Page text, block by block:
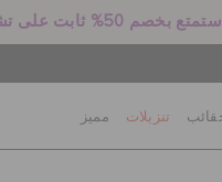
على تشكيلة مختارة
تنزيلات مميز